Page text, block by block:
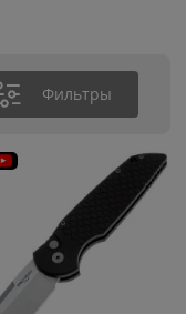
Фильтры